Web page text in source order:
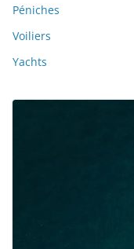
Péniches
Voiliers
Yachts